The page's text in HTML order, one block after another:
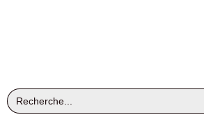
Search
for: